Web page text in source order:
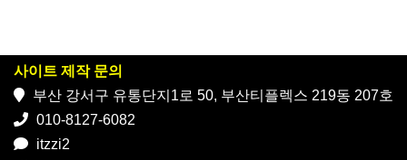
사이트 제작 문의
부산 강서구 유통단지1로 50, 부산티플렉스 219동 207호
010-8127-6082
itzzi2